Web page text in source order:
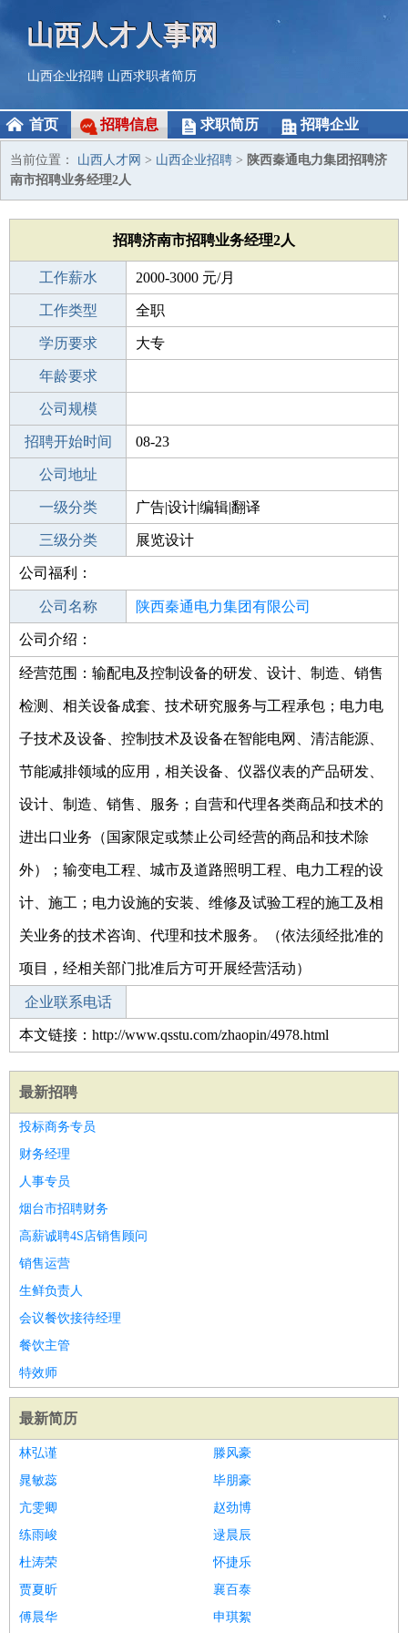
山西人才人事网
山西企业招聘 山西求职者简历
首页 招聘信息 求职简历 招聘企业
当前位置： 山西人才网 > 山西企业招聘 > 陕西秦通电力集团招聘济
南市招聘业务经理2人
招聘济南市招聘业务经理2人
工作薪水 2000-3000 元/月
招聘人数 2人
工作类型 全职
性别要求 -
学历要求 大专
工作经验
年龄要求
工作地点
公司规模
公司电话
招聘开始时间 08-23
招聘结束时间
公司地址
一级分类 广告|设计|编辑|翻译
二级分类 美术/设计
三级分类 展览设计
其他行业
公司福利：
公司名称 陕西秦通电力集团有限公司
公司类型
公司介绍：
经营范围：输配电及控制设备的研发、设计、制造、销售
检测、相关设备成套、技术研究服务与工程承包；电力电
子技术及设备、控制技术及设备在智能电网、清洁能源、
节能减排领域的应用，相关设备、仪器仪表的产品研发、
设计、制造、销售、服务；自营和代理各类商品和技术的
进出口业务（国家限定或禁止公司经营的商品和技术除
外）；输变电工程、城市及道路照明工程、电力工程的设
计、施工；电力设施的安装、维修及试验工程的施工及相
关业务的技术咨询、代理和技术服务。（依法须经批准的
项目，经相关部门批准后方可开展经营活动）
企业联系电话
本文链接：http://www.qsstu.com/zhaopin/4978.html
最新招聘
投标商务专员
财务经理
人事专员
烟台市招聘财务
高薪诚聘4S店销售顾问
销售运营
生鲜负责人
会议餐饮接待经理
餐饮主管
特效师
最新简历
林弘谨
滕风豪
晁敏蕊
毕朋豪
亢雯卿
赵劲博
练雨峻
逯晨辰
杜涛荣
怀捷乐
贾夏昕
襄百泰
傅晨华
申琪絮